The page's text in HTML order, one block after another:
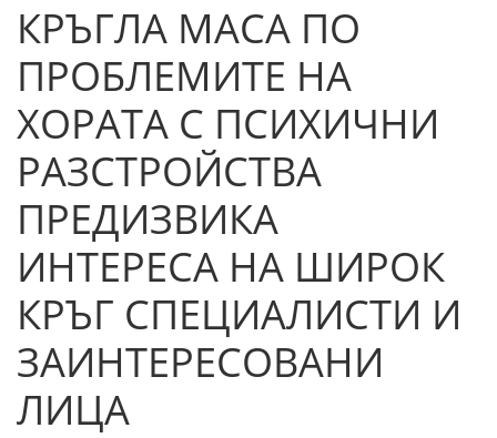
КРЪГЛА МАСА ПО
ПРОБЛЕМИТЕ НА
ХОРАТА С ПСИХИЧНИ
РАЗСТРОЙСТВА
ПРЕДИЗВИКА
ИНТЕРЕСА НА ШИРОК
КРЪГ СПЕЦИАЛИСТИ И
ЗАИНТЕРЕСОВАНИ
ЛИЦА